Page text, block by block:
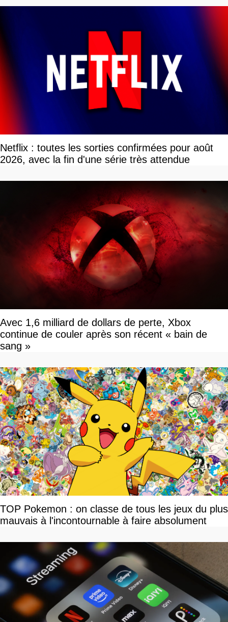
Netflix : toutes les sorties confirmées pour août
2026, avec la fin d'une série très attendue
Avec 1,6 milliard de dollars de perte, Xbox
continue de couler après son récent « bain de
sang »
TOP Pokemon : on classe de tous les jeux du plus
mauvais à l'incontournable à faire absolument